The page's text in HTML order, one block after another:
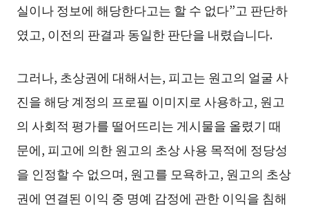
실이나 정보에 해당한다고는 할 수 없다”고 판단하
였고, 이전의 판결과 동일한 판단을 내렸습니다.
그러나, 초상권에 대해서는, 피고는 원고의 얼굴 사
진을 해당 계정의 프로필 이미지로 사용하고, 원고
의 사회적 평가를 떨어뜨리는 게시물을 올렸기 때
문에, 피고에 의한 원고의 초상 사용 목적에 정당성
을 인정할 수 없으며, 원고를 모욕하고, 원고의 초상
권에 연결된 이익 중 명예 감정에 관한 이익을 침해